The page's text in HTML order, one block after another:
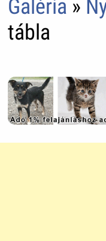
Galéria »
tábla